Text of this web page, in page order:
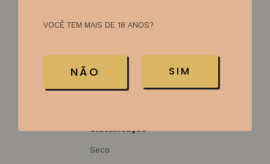
Ficha técnica
Tipo de vinho
Rose
Seco
VOCÊ TEM MAIS DE 18 ANOS?
NÃO SIM